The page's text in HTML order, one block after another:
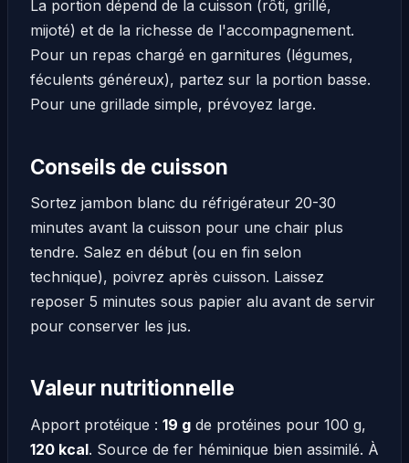
La portion dépend de la cuisson (rôti, grillé,
mijoté) et de la richesse de l'accompagnement.
Pour un repas chargé en garnitures (légumes,
féculents généreux), partez sur la portion basse.
Pour une grillade simple, prévoyez large.
Conseils de cuisson
Sortez jambon blanc du réfrigérateur 20-30
minutes avant la cuisson pour une chair plus
tendre. Salez en début (ou en fin selon
technique), poivrez après cuisson. Laissez
reposer 5 minutes sous papier alu avant de servir
pour conserver les jus.
Valeur nutritionnelle
Apport protéique : 19 g de protéines pour 100 g,
120 kcal. Source de fer héminique bien assimilé. À